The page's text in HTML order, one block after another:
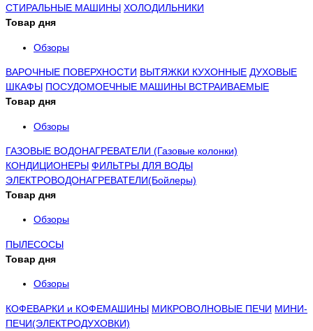
СТИРАЛЬНЫЕ МАШИНЫ ХОЛОДИЛЬНИКИ
Товар дня
Обзоры
ВАРОЧНЫЕ ПОВЕРХНОСТИ ВЫТЯЖКИ КУХОННЫЕ ДУХОВЫЕ
ШКАФЫ ПОСУДОМОЕЧНЫЕ МАШИНЫ ВСТРАИВАЕМЫЕ
Товар дня
Обзоры
ГАЗОВЫЕ ВОДОНАГРЕВАТЕЛИ (Газовые колонки)
КОНДИЦИОНЕРЫ ФИЛЬТРЫ ДЛЯ ВОДЫ
ЭЛЕКТРОВОДОНАГРЕВАТЕЛИ(Бойлеры)
Товар дня
Обзоры
ПЫЛЕСОСЫ
Товар дня
Обзоры
КОФЕВАРКИ и КОФЕМАШИНЫ МИКРОВОЛНОВЫЕ ПЕЧИ МИНИ-
ПЕЧИ(ЭЛЕКТРОДУХОВКИ)